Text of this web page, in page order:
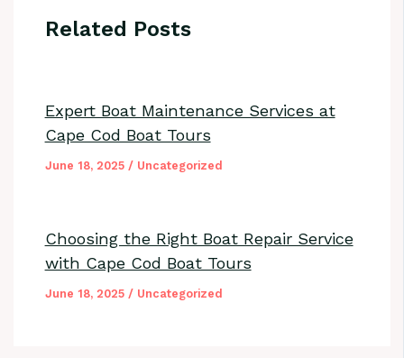
Related Posts
Expert Boat Maintenance Services at
Cape Cod Boat Tours
June 18, 2025 / Uncategorized
Choosing the Right Boat Repair Service
with Cape Cod Boat Tours
June 18, 2025 / Uncategorized